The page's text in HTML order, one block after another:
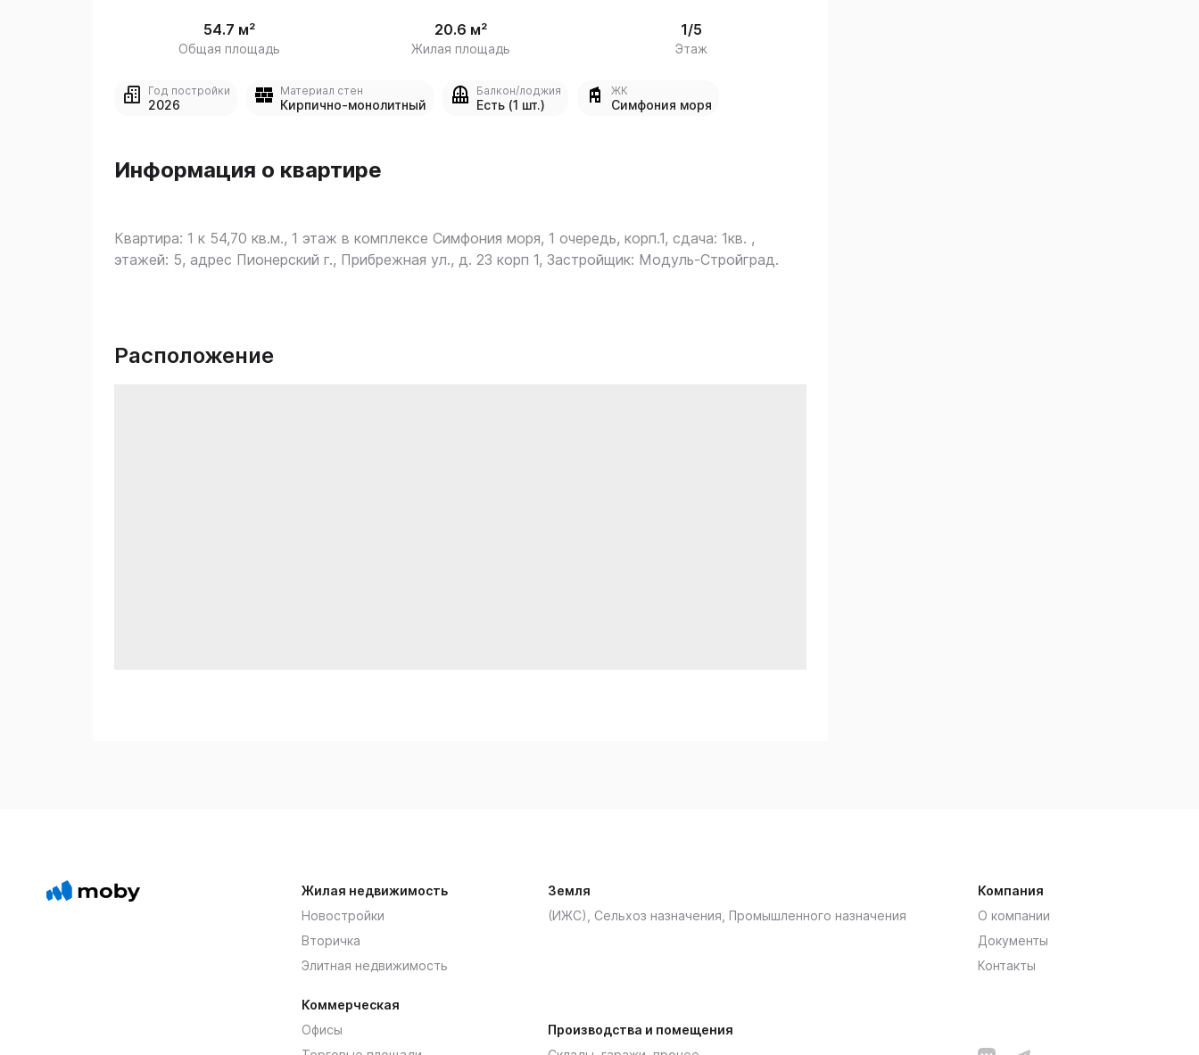
54.7 м²
Общая площадь
20.6 м²
Жилая площадь
1/5
Этаж
Год постройки
2026
Материал стен
Кирпично-монолитный
Балкон/лоджия
Есть (1 шт.)
ЖК
Симфония моря
Информация о квартире
Квартира: 1 к 54,70 кв.м., 1 этаж в комплексе Симфония моря, 1 очередь, корп.1, сдача: 1кв. ,
этажей: 5, адрес Пионерский г., Прибрежная ул., д. 23 корп 1, Застройщик: Модуль-Стройград.
Расположение
Жилая недвижимость
Новостройки
Вторичка
Элитная недвижимость
Коммерческая
Офисы
Земля
(ИЖС), Сельхоз назначения, Промышленного назначения
Производства и помещения
Компания
О компании
Документы
Контакты